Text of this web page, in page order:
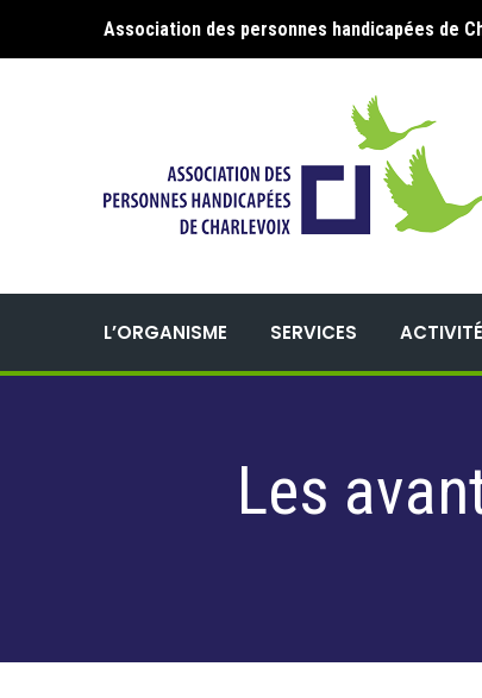
Association des personnes handicapées de
L’ORGANISME SERVICES
Les